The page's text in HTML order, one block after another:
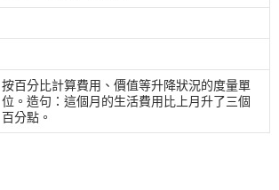
按百分比計算費用、價值等升降狀況的度量單
位。造句：這個月的生活費用比上月升了三個
百分點。